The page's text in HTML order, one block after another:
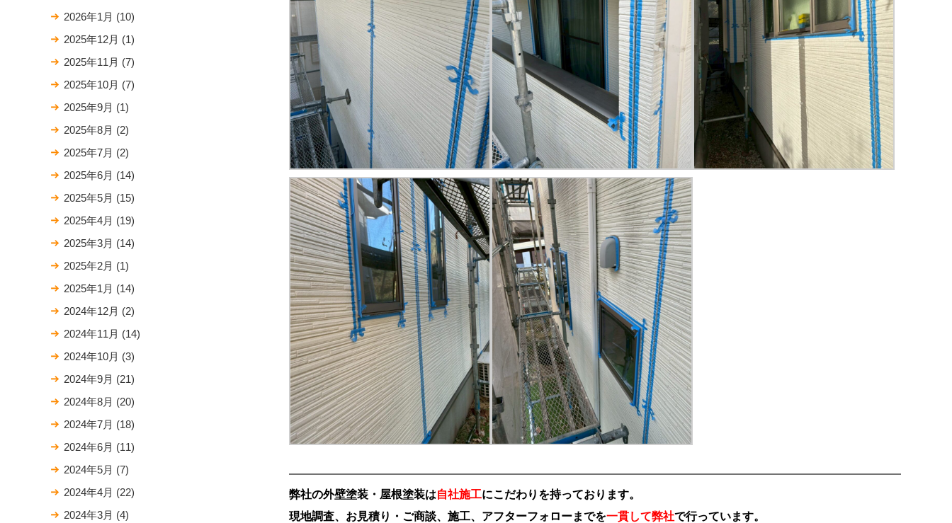
弊社の外壁塗装・屋根塗装は自社施工にこだわりを持っております。
現地調査、お見積り・ご商談、施工、アフターフォローまでを一貫して弊社で行っています。
2026年1月 (10)
2025年12月 (1)
2025年11月 (7)
2025年10月 (7)
2025年9月 (1)
2025年8月 (2)
2025年7月 (2)
2025年6月 (14)
2025年5月 (15)
2025年4月 (19)
2025年3月 (14)
2025年2月 (1)
2025年1月 (14)
2024年12月 (2)
2024年11月 (14)
2024年10月 (3)
2024年9月 (21)
2024年8月 (20)
2024年7月 (18)
2024年6月 (11)
2024年5月 (7)
2024年4月 (22)
2024年3月 (4)